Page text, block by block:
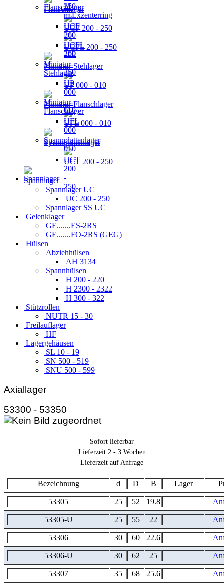
Flanschlager
UCF 200 - 250
UCFL 200 - 250
Miniatur-Stehlager
UP 000 - 010
Miniatur-Flanschlager
UFL 000 - 010
Spannplattenlager
UCT 200 - 250
Spannlager
Spannlager UC
UC 200 - 250
Spannlager SS UC
Gelenklager
GE.......ES-2RS
GE.......FO-2RS (GEG)
Hülsen
Abziehhülsen
AH 3134
Spannhülsen
H 200 - 220
H 2300 - 2322
H 300 - 322
Stützrollen
NUTR 15 - 30
Freilauflager
HF
Lagergehäusen
SL 10 - 19
SN 500 - 519
SNU 500 - 599
Axiallager
53300 - 53350
Sofort lieferbar
Lieferzeit 2 - 3 Wochen
Lieferzeit auf Anfrage
Bezeichnung d D B Lager
53305 25 52 19.8
53305-U 25 55 22
53306 30 60 22.6
53306-U 30 62 25
53307 35 68 25.6